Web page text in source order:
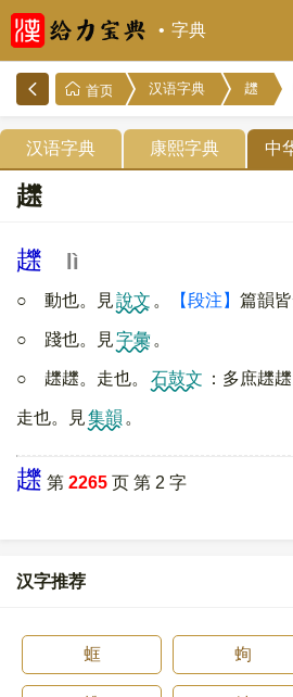
字典
首页 汉语字典 䟏
汉语字典 康熙字典 中
䟏
䟏 lì
○ 動也。見說文 。 【段注】 篇韻皆
○ 踐也。見字彙 。
○ 䟏䟏。走也。 石鼓文 ：多庶䟏䟏
走也。見集韻 。
䟏 第 2265 页 第 2 字
汉字推荐
䖱 䖲